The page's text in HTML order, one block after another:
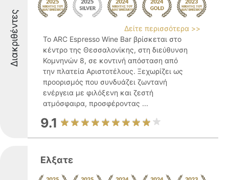
Διακριθέντες
Δείτε περισσότερα >>
Το ARC Espresso Wine Bar βρίσκεται στο
κέντρο της Θεσσαλονίκης, στη διεύθυνση
Κομνηνών 8, σε κοντινή απόσταση από
την πλατεία Αριστοτέλους. Ξεχωρίζει ως
προορισμός που συνδυάζει ζωντανή
ενέργεια με φιλόξενη και ζεστή
ατμόσφαιρα, προσφέροντας ...
9.1
Ελξατε